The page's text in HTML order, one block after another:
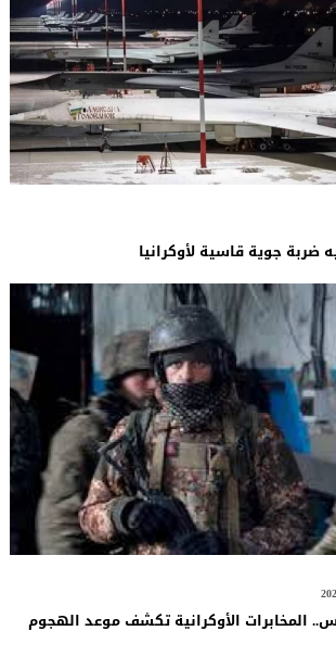
ضربة جوية قاسية لأوكرانيا
المخابرات الأوكرانية تكشف موعد الهجوم